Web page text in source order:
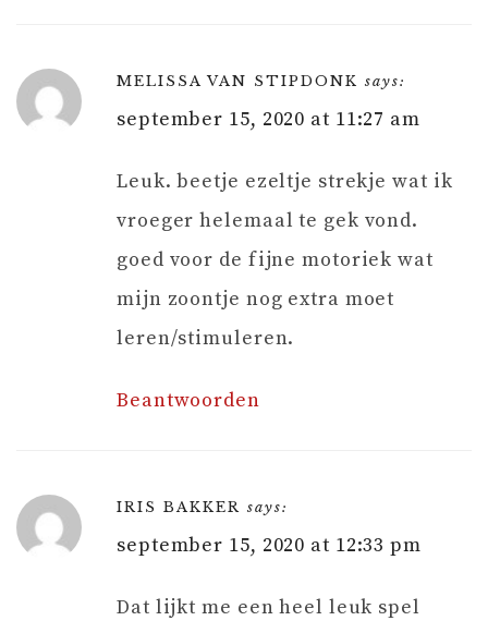
MELISSA VAN STIPDONK says:
september 15, 2020 at 11:27 am
Leuk. beetje ezeltje strekje wat ik
vroeger helemaal te gek vond.
goed voor de fijne motoriek wat
mijn zoontje nog extra moet
leren/stimuleren.
Beantwoorden
IRIS BAKKER says:
september 15, 2020 at 12:33 pm
Dat lijkt me een heel leuk spel